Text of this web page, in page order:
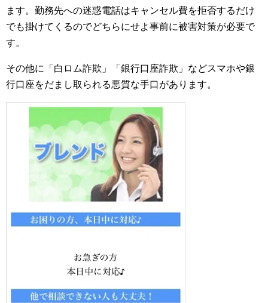
ます。勤務先への迷惑電話はキャンセル費を拒否するだけ
でも掛けてくるのでどちらにせよ事前に被害対策が必要で
す。
その他に「白ロム詐欺」「銀行口座詐欺」などスマホや銀
行口座をだまし取られる悪質な手口があります。